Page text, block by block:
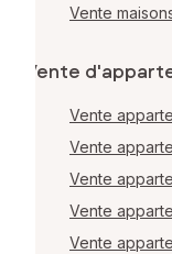
Vente
Vente
Vente
Vente
Vente
Vente
Vente